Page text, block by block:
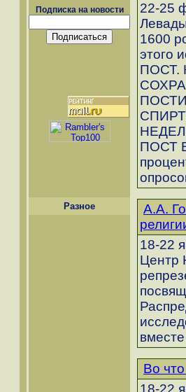
Подписка на новости
Разное
22-25
1600
этого
ПОСТ.
ПОСТ
А.А.
18-22
Центр
Во